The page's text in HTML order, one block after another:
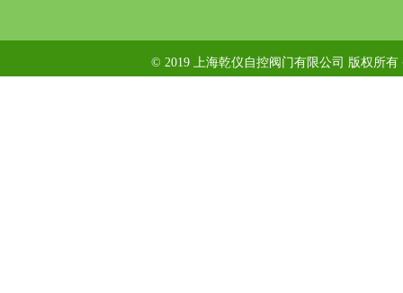
© 2019 上海乾仪自控阀门有限公司 版权所有